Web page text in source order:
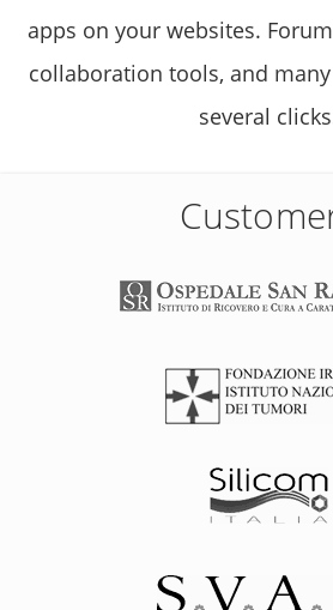
apps on your websites.
collaboration tools, and
several